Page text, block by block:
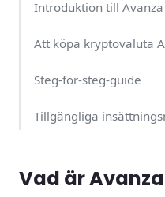
Introduktion till
Att köpa kryptovaluta
Steg-för-steg-guide
Tillgängliga
Avanza kryptovaluta
Vad är